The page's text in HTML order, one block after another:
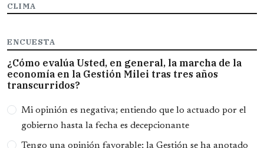
CLIMA
ENCUESTA
¿Cómo evalúa Usted, en general, la marcha de la
economía en la Gestión Milei tras tres años
transcurridos?
Opciones
Mi opinión es negativa; entiendo que lo actuado por el
gobierno hasta la fecha es decepcionante
Tengo una opinión favorable; la Gestión se ha anotado